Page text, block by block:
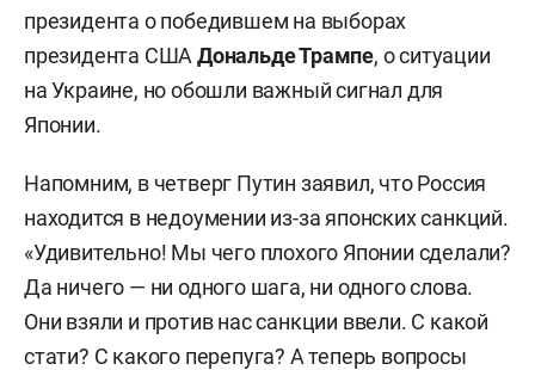
президента о победившем на выборах
президента СШАДональде Трампе, о ситуации
на Украине, но обошли важный сигнал для
Японии.
Напомним, в четверг Путин заявил, что Россия
находится в недоумении из-за японских санкций.
«Удивительно! Мы чего плохого Японии сделали?
Да ничего — ни одного шага, ни одного слова.
Они взяли и против нас санкции ввели. С какой
стати? С какого перепуга? А теперь вопросы